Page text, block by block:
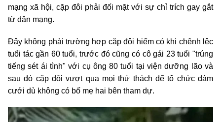
mạng xã hội, cặp đôi phải đối mặt với sự chỉ trích gay gắt
từ dân mạng.
Đây không phải trường hợp cặp đôi hiếm có khi chênh lệc
tuổi tác gần 60 tuổi, trước đó cũng có cô gái 23 tuổi "trúng
tiếng sét ái tình" với cụ ông 80 tuổi tại viện dưỡng lão và
sau đó cặp đôi vượt qua mọi thử thách để tổ chức đám
cưới dù không có bố mẹ hai bên tham dự.